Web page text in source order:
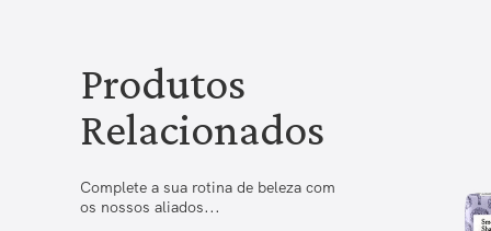
Produtos
Relacionados
Complete a sua rotina de beleza com
os nossos aliados...